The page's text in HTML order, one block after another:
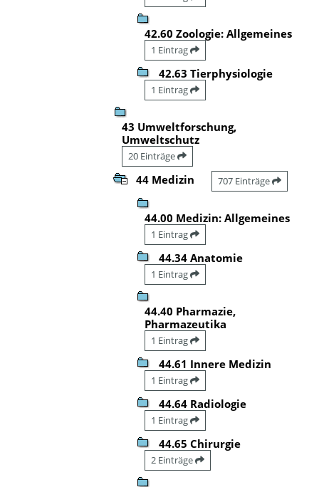
42.60 Zoologie: Allgemeines
1 Eintrag
42.63 Tierphysiologie
1 Eintrag
43 Umweltforschung,
Umweltschutz
20 Einträge
44 Medizin 707 Einträge
44.00 Medizin: Allgemeines
1 Eintrag
44.34 Anatomie
1 Eintrag
44.40 Pharmazie,
Pharmazeutika
1 Eintrag
44.61 Innere Medizin
1 Eintrag
44.64 Radiologie
1 Eintrag
44.65 Chirurgie
2 Einträge